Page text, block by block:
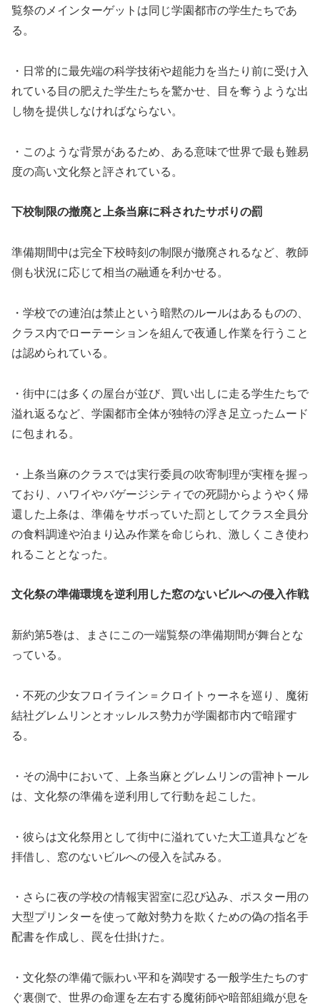
覧祭のメインターゲットは同じ学園都市の学生たちであ
る。
・日常的に最先端の科学技術や超能力を当たり前に受け入
れている目の肥えた学生たちを驚かせ、目を奪うような出
し物を提供しなければならない。
・このような背景があるため、ある意味で世界で最も難易
度の高い文化祭と評されている。
下校制限の撤廃と上条当麻に科されたサボりの罰
準備期間中は完全下校時刻の制限が撤廃されるなど、教師
側も状況に応じて相当の融通を利かせる。
・学校での連泊は禁止という暗黙のルールはあるものの、
クラス内でローテーションを組んで夜通し作業を行うこと
は認められている。
・街中には多くの屋台が並び、買い出しに走る学生たちで
溢れ返るなど、学園都市全体が独特の浮き足立ったムード
に包まれる。
・上条当麻のクラスでは実行委員の吹寄制理が実権を握っ
ており、ハワイやバゲージシティでの死闘からようやく帰
還した上条は、準備をサボっていた罰としてクラス全員分
の食料調達や泊まり込み作業を命じられ、激しくこき使わ
れることとなった。
文化祭の準備環境を逆利用した窓のないビルへの侵入作戦
新約第5巻は、まさにこの一端覧祭の準備期間が舞台とな
っている。
・不死の少女フロイライン＝クロイトゥーネを巡り、魔術
結社グレムリンとオッレルス勢力が学園都市内で暗躍す
る。
・その渦中において、上条当麻とグレムリンの雷神トール
は、文化祭の準備を逆利用して行動を起こした。
・彼らは文化祭用として街中に溢れていた大工道具などを
拝借し、窓のないビルへの侵入を試みる。
・さらに夜の学校の情報実習室に忍び込み、ポスター用の
大型プリンターを使って敵対勢力を欺くための偽の指名手
配書を作成し、罠を仕掛けた。
・文化祭の準備で賑わい平和を満喫する一般学生たちのす
ぐ裏側で、世界の命運を左右する魔術師や暗部組織が息を